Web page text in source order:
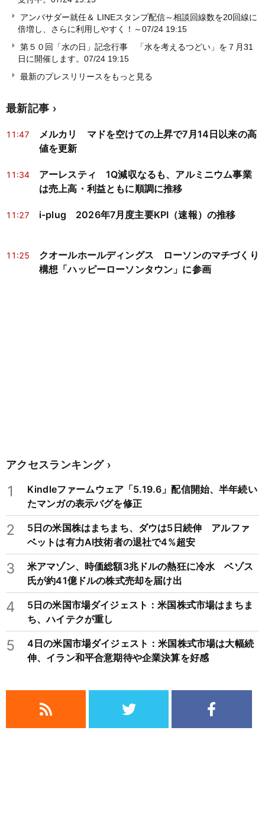
アンバサダー就任＆ LINEスタンプ配信～相談回線数を20回線に
倍増し、さらに利用しやすく！～07/24 19:15
第５０回「水の日」記念行事 「水を考えるつどい」を７月31
日に開催します。 07/24 19:15
最新のプレスリリースをもっと見る
最新記事
11:47
メルカリ マドを空けての上昇で7月14日以来の高
値を更新
11:34
アーレスティ 1Q減収なるも、アルミニウム事業
は売上高・利益ともに順調に推移
11:27 i-plug 2026年7月度主要KPI（速報）の推移
11:25
クオールホールディングス ローソンのマチづくり
構想「ハッピーローソンタウン」に参画
アクセスランキング
1
Kindleファームウェア「5.19.6」配信開始、半年続い
たマンガの表示バグを修正
2
5日の米国株はまちまち、ダウは5日続伸 アルファ
ベットは有力AI技術者の退社で4%超安
3
米アマゾン、時価総額3兆ドルの熱狂に冷水 ベゾス
氏が約41億ドルの株式売却を届け出
4
5日の米国市場ダイジェスト：米国株式市場はまちま
ち、ハイテクが重し
5
4日の米国市場ダイジェスト：米国株式市場は大幅続
伸、イラン和平合意期待や企業決算を好感